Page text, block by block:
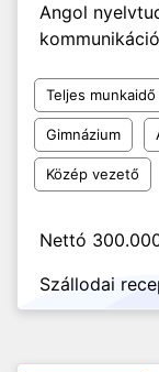
Angol
Teljes
Gimnázium
Közép vezető
Nettó
Szállodai